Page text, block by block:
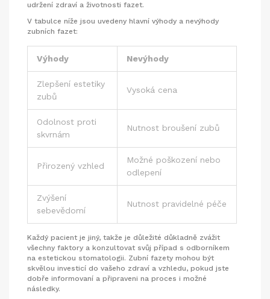
udržení zdraví a životnosti fazet.
V tabulce níže jsou uvedeny hlavní výhody a nevýhody
zubních fazet:
Výhody Nevýhody
Zlepšení estetiky
zubů
Vysoká cena
Odolnost proti
skvrnám
Nutnost broušení zubů
Přirozený vzhled
Možné poškození nebo
odlepení
Zvýšení
sebevědomí
Nutnost pravidelné péče
Každý pacient je jiný, takže je důležité důkladně zvážit
všechny faktory a konzultovat svůj případ s odborníkem
na estetickou stomatologii. Zubní fazety mohou být
skvělou investicí do vašeho zdraví a vzhledu, pokud jste
dobře informovaní a připraveni na proces i možné
následky.